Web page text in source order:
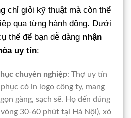
chỉ giỏi kỹ thuật mà còn thể
qua từng hành động. Dưới
thể để bạn dễ dàng nhận
uy tín:
chuyên nghiệp: Thợ uy tín
có in logo công ty, mang
gàng, sạch sẽ. Họ đến đúng
30-60 phút tại Hà Nội), xỏ